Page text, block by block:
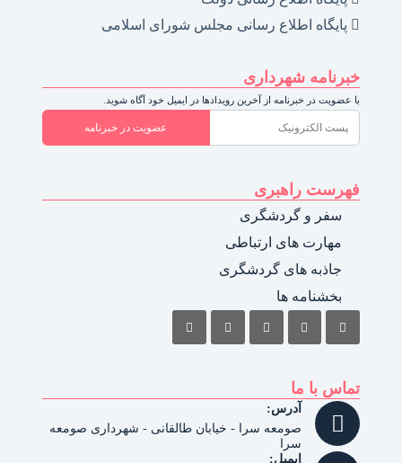
پایگاه اطلاع رسانی مجلس شورای اسلامی
خبرنامه شهرداری
با عضویت در خبرنامه از آخرین رویدادها در ایمیل خود آگاه شوید.
عضویت در خبرنامه
فهرست راهبری
سفر و گردشگری
مهارت های ارتباطی
جاذبه های گردشگری
بخشنامه ها
تماس با ما
آدرس:
صومعه سرا - خیابان طالقانی - شهرداری صومعه
سرا
ایمیل: